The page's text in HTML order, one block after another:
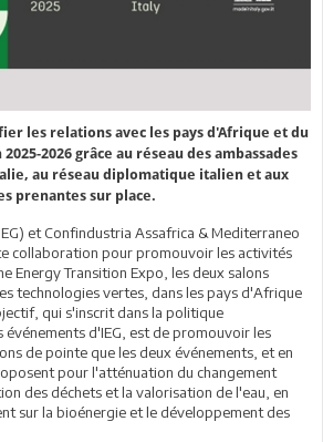
les relations avec les pays d'Afrique et du
2026 grâce au réseau des ambassades
au réseau diplomatique italien et aux
prenantes sur place.
et Confindustria Assafrica & Mediterraneo
collaboration pour promouvoir les activités
Energy Transition Expo, les deux salons
technologies vertes, dans les pays d'Afrique
qui s'inscrit dans la politique
d'IEG, est de promouvoir les
de pointe que les deux événements, et en
pour l'atténuation du changement
des déchets et la valorisation de l'eau, en
sur la bioénergie et le développement des